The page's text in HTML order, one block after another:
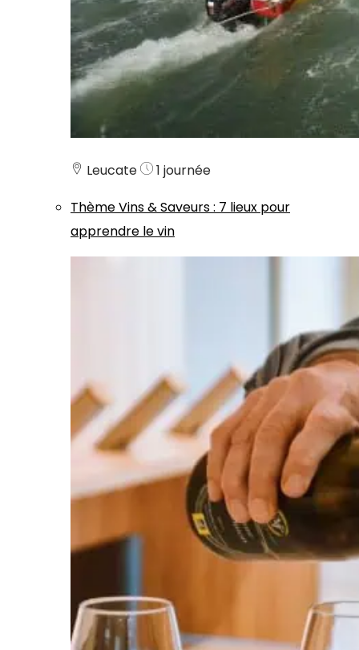
Leucate
1 journée
ThèmeVins & Saveurs: 7 lieux pour
apprendre le vin